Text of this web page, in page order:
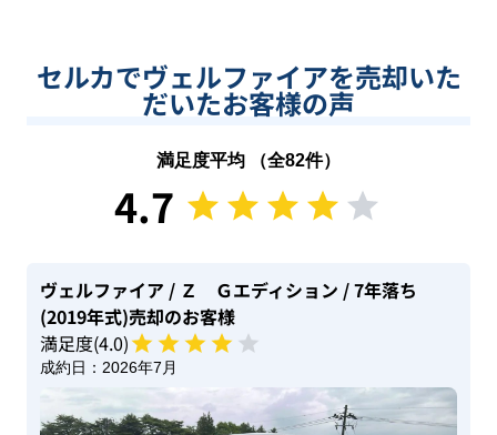
セルカでヴェルファイアを売却いた
だいたお客様の声
満足度平均 （全82件）
4.7
ヴェルファイア / Ｚ Ｇエディション / 7年落ち
(2019年式)売却のお客様
満足度(4.0)
成約日： 2026年7月